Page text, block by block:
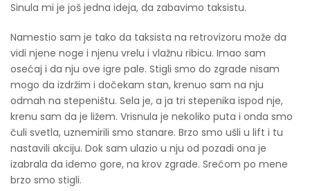
Sinula mi je još jedna ideja, da zabavimo taksistu.
Namestio sam je tako da taksista na retrovizoru može da
vidi njene noge i njenu vrelu i vlažnu ribicu. Imao sam
osećaj i da nju ove igre pale. Stigli smo do zgrade nisam
mogo da izdržim i dočekam stan, krenuo sam na nju
odmah na stepeništu. Sela je, a ja tri stepenika ispod nje,
krenu sam da je ližem. Vrisnula je nekoliko puta i onda smo
čuli svetla, uznemirili smo stanare. Brzo smo ušli u lift i tu
nastavili akciju. Dok sam ulazio u nju od pozadi ona je
izabrala da idemo gore, na krov zgrade. Srećom po mene
brzo smo stigli.